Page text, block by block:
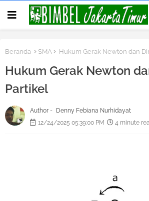
Beranda SMA Hukum Gerak Newton dan
Hukum Gerak Newton
Partikel
Author -
Denny Febiana Nurhidayat
12/24/2025 05:39:00 PM
4 minute